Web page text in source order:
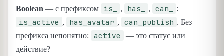
Boolean — с префиксом is_ , has_ , can_ :
is_active , has_avatar , can_publish . Без
префикса непонятно:
active
— это статус или
действие?